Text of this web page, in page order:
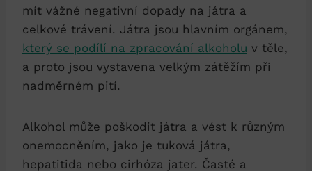
mít vážné negativní dopady na játra a
celkové trávení. Játra jsou hlavním orgánem,
který se podílí na zpracování alkoholu v těle,
a proto jsou vystavena velkým zátěžím při
nadměrném pití.
Alkohol může poškodit játra a vést k různým
onemocněním, jako je tuková játra,
hepatitida nebo cirhóza jater. Časté a